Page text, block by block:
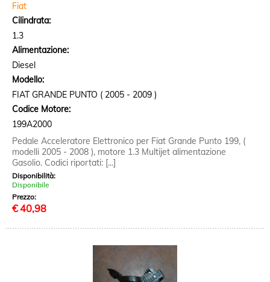
Fiat
Cilindrata:
1.3
Alimentazione:
Diesel
Modello:
FIAT GRANDE PUNTO ( 2005 - 2009 )
Codice Motore:
199A2000
Pedale Acceleratore Elettronico per Fiat Grande Punto 199, (
modelli 2005 - 2008 ), motore 1.3 Multijet alimentazione
Gasolio. Codici riportati: [...]
Disponibilità:
Disponibile
Prezzo:
€40,98